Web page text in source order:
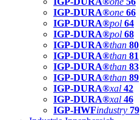
IGP-DURA®one 66
IGP-DURA®pol 64
IGP-DURA®pol 68
IGP-DURA®than 80
IGP-DURA®than 81
IGP-DURA®than 83
IGP-DURA®than 89
IGP-DURA®xal 42
IGP-DURA®xal 46
IGP-HWFindustry 79